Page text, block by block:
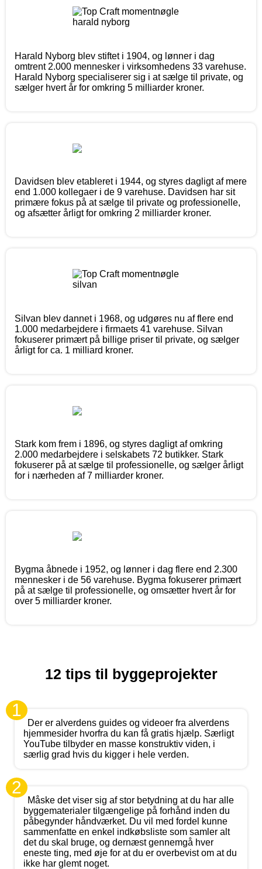
Harald Nyborg blev stiftet i 1904, og lønner i dag
omtrent 2.000 mennesker i virksomhedens 33 varehuse.
Harald Nyborg specialiserer sig i at sælge til private, og
sælger hvert år for omkring 5 milliarder kroner.
Davidsen blev etableret i 1944, og styres dagligt af mere
end 1.000 kollegaer i de 9 varehuse. Davidsen har sit
primære fokus på at sælge til private og professionelle,
og afsætter årligt for omkring 2 milliarder kroner.
Silvan blev dannet i 1968, og udgøres nu af flere end
1.000 medarbejdere i firmaets 41 varehuse. Silvan
fokuserer primært på billige priser til private, og sælger
årligt for ca. 1 milliard kroner.
Stark kom frem i 1896, og styres dagligt af omkring
2.000 medarbejdere i selskabets 72 butikker. Stark
fokuserer på at sælge til professionelle, og sælger årligt
for i nærheden af 7 milliarder kroner.
Bygma åbnede i 1952, og lønner i dag flere end 2.300
mennesker i de 56 varehuse. Bygma fokuserer primært
på at sælge til professionelle, og omsætter hvert år for
over 5 milliarder kroner.
12 tips til byggeprojekter
1
Der er alverdens guides og videoer fra alverdens
hjemmesider hvorfra du kan få gratis hjælp. Særligt
YouTube tilbyder en masse konstruktiv viden, i
særlig grad hvis du kigger i hele verden.
2
Måske det viser sig af stor betydning at du har alle
byggematerialer tilgængelige på forhånd inden du
påbegynder håndværket. Du vil med fordel kunne
sammenfatte en enkel indkøbsliste som samler alt
det du skal bruge, og dernæst gennemgå hver
eneste ting, med øje for at du er overbevist om at du
ikke har glemt noget.